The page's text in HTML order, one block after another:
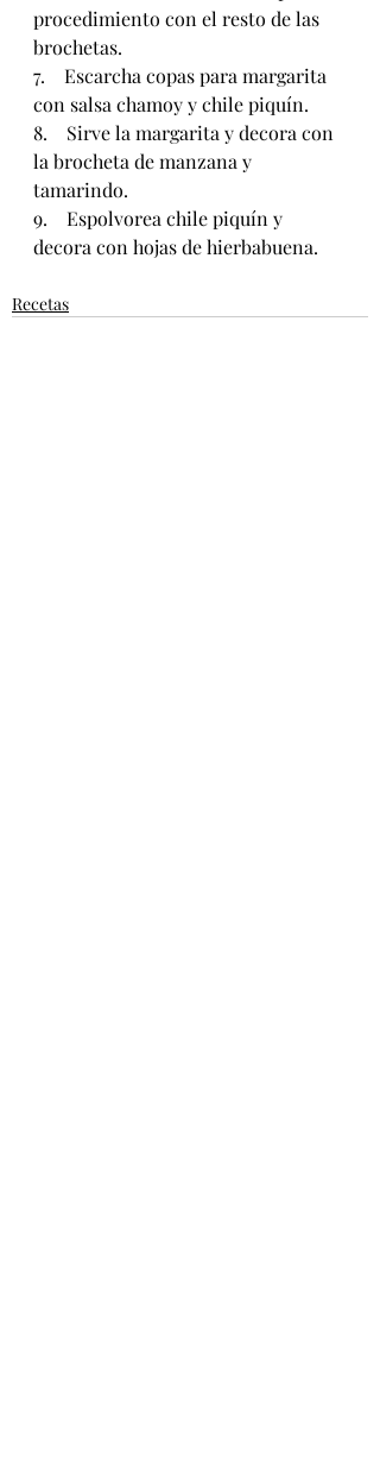
procedimiento con el resto de las
brochetas.
7.    Escarcha copas para margarita
con salsa chamoy y chile piquín.
8.    Sirve la margarita y decora con
la brocheta de manzana y
tamarindo.
9.    Espolvorea chile piquín y
decora con hojas de hierbabuena.
Recetas